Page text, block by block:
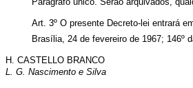
Art. 3º O presente Decreto-lei entrará
Brasília, 24 de fevereiro de 1967; 146º
H. CASTELLO BRANCO
L. G. Nascimento e Silva